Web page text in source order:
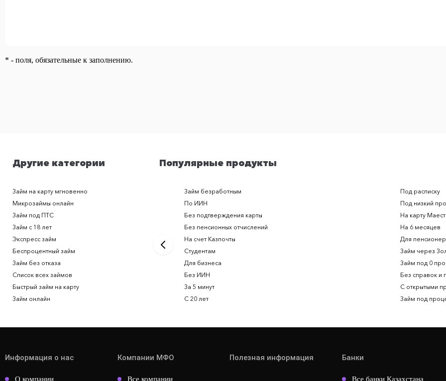
* - поля, обязательные к заполнению.
Другие категории
Займ на карту мгновенно
Микрозаймы онлайн
Займ под ПТС
Займ с 18 лет
Экспресс займ
Беспроцентный займ
Займ без отказа
Список всех займов
Быстрый займ на карту
Займ онлайн
Популярные продукты
Займ безработным
По ИИН
Без подтверждения карты
Без пенсионных отчислений
На счет Казпочты
Студентам
Для бизнеса
Без ИИН
За 5 минут
С 20 лет
Под расписку
Под низкий
На карту
На 6 месяцев
Для
Займ через
Займ под 0
Без справок и
С открытыми
Займ под
Информация о нас
О компании
Компании МФО
Все компании
Полезная информация Банки
Все банки Казахстана